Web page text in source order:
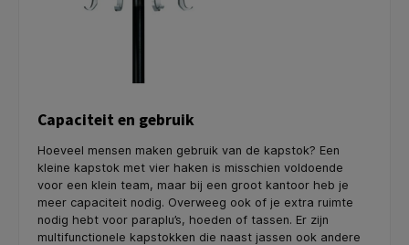
Capaciteit en gebruik
Hoeveel mensen maken gebruik van de kapstok? Een
kleine kapstok met vier haken is misschien voldoende
voor een klein team, maar bij een groot kantoor heb je
meer capaciteit nodig. Overweeg ook of je extra ruimte
nodig hebt voor paraplu’s, hoeden of tassen. Er zijn
multifunctionele kapstokken die naast jassen ook andere